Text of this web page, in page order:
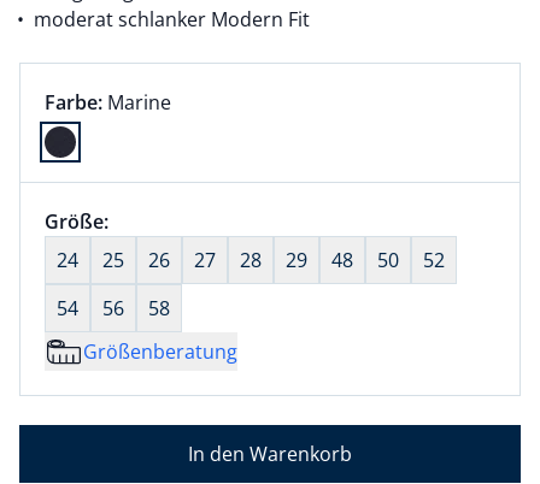
moderat schlanker Modern Fit
Farbauswahl:
Farbe: aktuell ausgewählt:
Marine
Farbe Marine ausgewählt
Größenauswahl:
Größe:nichts ausgewählt
24
25 26 27 28 29 48 50
52
54
56
58
Größenberatung
In den Warenkorb